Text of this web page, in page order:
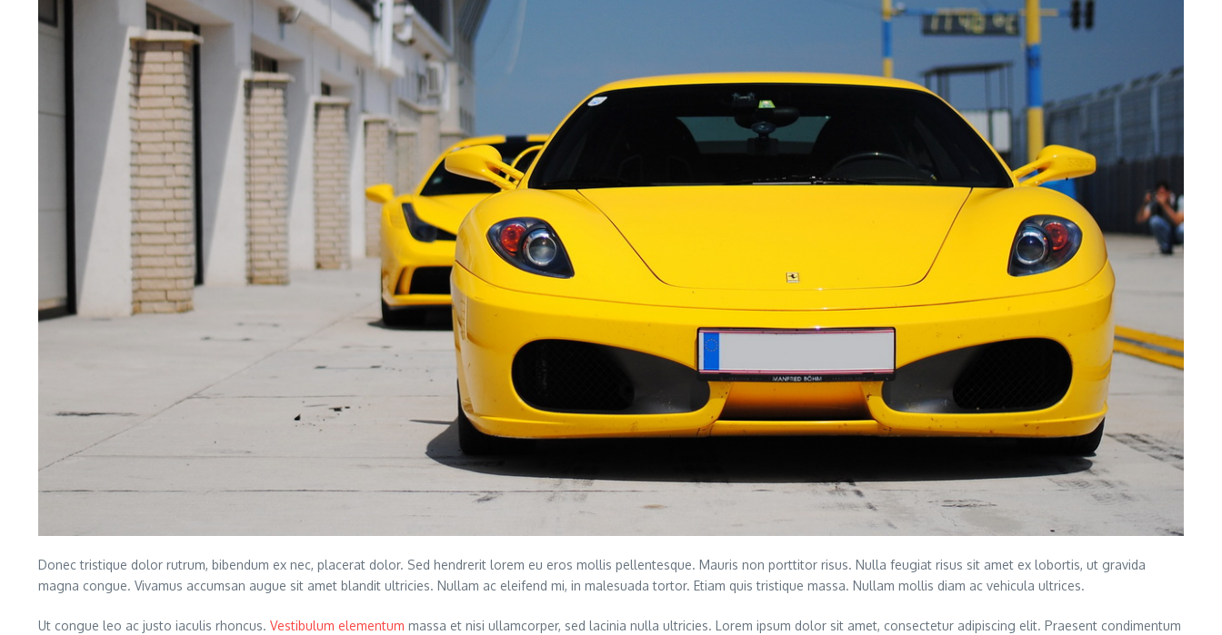
Donec tristique dolor rutrum, bibendum ex nec, placerat dolor. Sed hendrerit lorem eu eros mollis pellentesque. Mauris non porttitor risus. Nulla feugiat risus sit amet ex lobortis, ut gravida
magna congue. Vivamus accumsan augue sit amet blandit ultricies. Nullam ac eleifend mi, in malesuada tortor. Etiam quis tristique massa. Nullam mollis diam ac vehicula ultrices.
Ut congue leo ac justo iaculis rhoncus. Vestibulum elementum massa et nisi ullamcorper, sed lacinia nulla ultricies. Lorem ipsum dolor sit amet, consectetur adipiscing elit. Praesent condimentum